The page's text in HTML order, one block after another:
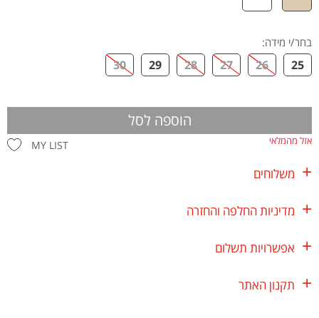
בחר/י מידה:
25
26
27
28
29
30
הוספה לסל
MY LIST אזל מהמלאי
משלוחים
מדיניות החלפה והחזרה
אפשרויות תשלום
תקנון האתר